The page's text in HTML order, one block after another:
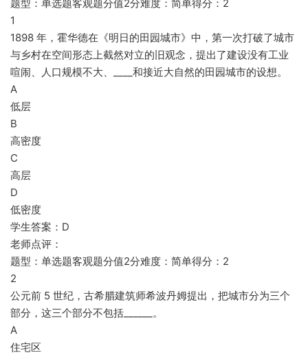
题型：单选题客观题分值2分难度：简单得分：2
1
1898 年，霍华德在《明日的田园城市》中，第一次打破了城市
与乡村在空间形态上截然对立的旧观念，提出了建设没有工业
喧闹、人口规模不大、____和接近大自然的田园城市的设想。
A
低层
B
高密度
C
高层
D
低密度
学生答案：D
老师点评：
题型：单选题客观题分值2分难度：简单得分：2
2
公元前 5 世纪，古希腊建筑师希波丹姆提出，把城市分为三个
部分，这三个部分不包括______。
A
住宅区